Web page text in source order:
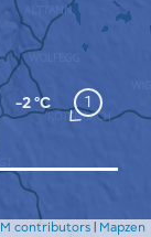
-2 °C 1
contributors | Mapzen